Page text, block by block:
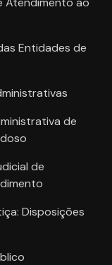
Entidades de
de
de
Disposições